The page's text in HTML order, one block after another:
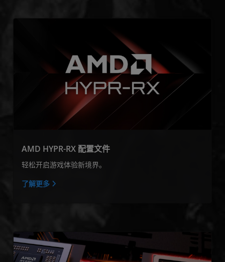
AMD HYPR-RX 配置文件
轻松开启游戏体验新境界。
了解更多